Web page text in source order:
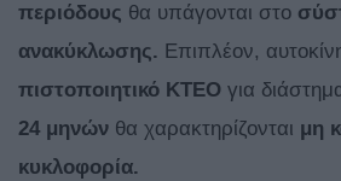
περιόδους θα υπάγονται στο
ανακύκλωσης. Επιπλέον,
πιστοποιητικό ΚΤΕΟ για
24 μηνών θα χαρακτηρίζονται μη
κυκλοφορία.